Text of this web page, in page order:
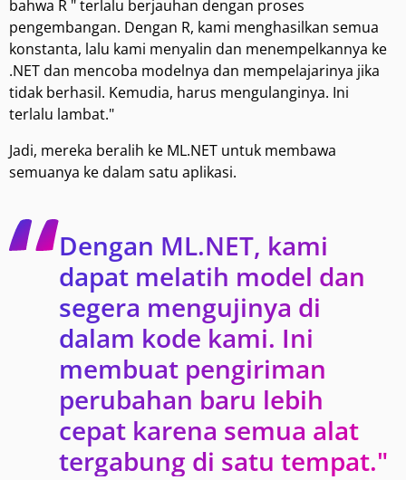
bahwa R " terlalu berjauhan dengan proses
pengembangan. Dengan R, kami menghasilkan semua
konstanta, lalu kami menyalin dan menempelkannya ke
.NET dan mencoba modelnya dan mempelajarinya jika
tidak berhasil. Kemudia, harus mengulanginya. Ini
terlalu lambat."
Jadi, mereka beralih ke ML.NET untuk membawa
semuanya ke dalam satu aplikasi.
Dengan ML.NET, kami
dapat melatih model dan
segera mengujinya di
dalam kode kami. Ini
membuat pengiriman
perubahan baru lebih
cepat karena semua alat
tergabung di satu tempat."